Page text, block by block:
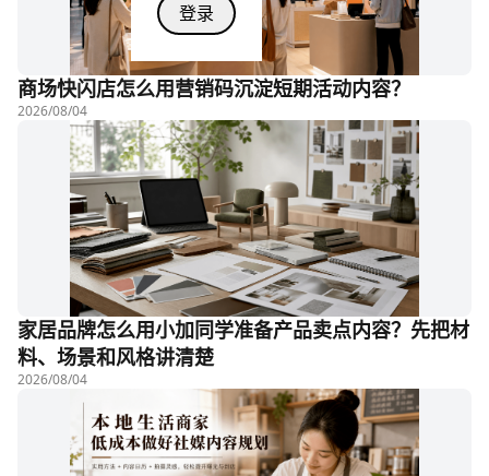
登录
商场快闪店怎么用营销码沉淀短期活动内容？
2026/08/04
家居品牌怎么用小加同学准备产品卖点内容？先把材
料、场景和风格讲清楚
2026/08/04